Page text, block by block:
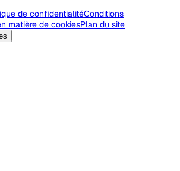
de confidentialitéConditions
matière de cookiesPlan du site